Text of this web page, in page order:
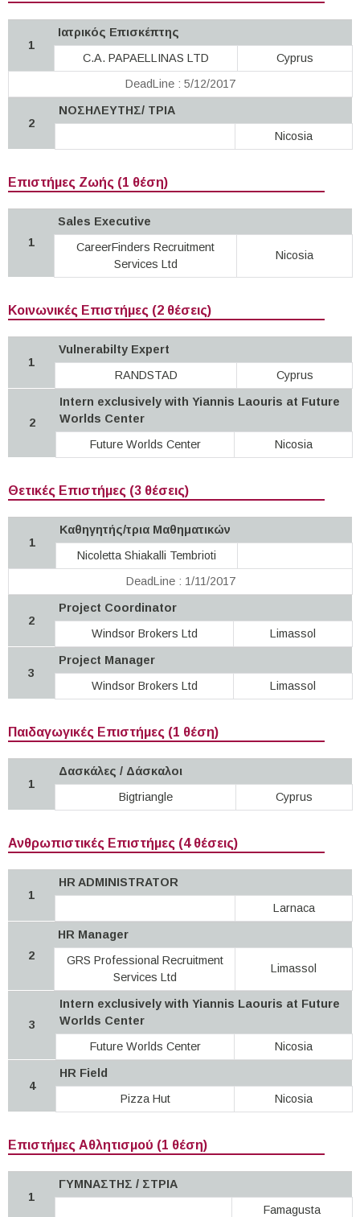
1
Ιατρικός Επισκέπτης
C.A. PAPAELLINAS LTD
Cyprus
DeadLine : 5/12/2017
2
ΝΟΣΗΛΕΥΤΗΣ/ ΤΡΙΑ
Nicosia
Επιστήμες Ζωής (1 θέση)
1
Sales Executive
CareerFinders Recruitment
Services Ltd
Nicosia
Κοινωνικές Επιστήμες (2 θέσεις)
1
Vulnerabilty Expert
RANDSTAD
Cyprus
2
Intern exclusively with Yiannis Laouris at Future
Worlds Center
Future Worlds Center
Nicosia
Θετικές Επιστήμες (3 θέσεις)
1
Καθηγητής/τρια Μαθηματικών
Nicoletta Shiakalli Tembrioti
DeadLine : 1/11/2017
2
Project Coordinator
Windsor Brokers Ltd
Limassol
3
Project Manager
Windsor Brokers Ltd
Limassol
Παιδαγωγικές Επιστήμες (1 θέση)
1
Δασκάλες / Δάσκαλοι
Bigtriangle
Cyprus
Ανθρωπιστικές Επιστήμες (4 θέσεις)
1
HR ADMINISTRATOR
Larnaca
2
HR Manager
GRS Professional Recruitment
Services Ltd
Limassol
3
Intern exclusively with Yiannis Laouris at Future
Worlds Center
Future Worlds Center
Nicosia
4
HR Field
Pizza Hut
Nicosia
Επιστήμες Αθλητισμού (1 θέση)
1
ΓΥΜΝΑΣΤΗΣ / ΣΤΡΙΑ
Famagusta